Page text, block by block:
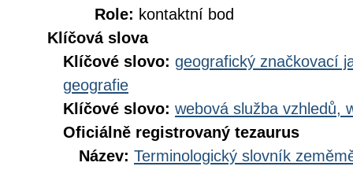
Role: kontaktní bod
Klíčová slova
Klíčové slovo: geografický značkovací
geografie
Klíčové slovo: webová služba vzhledů,
Oficiálně registrovaný tezaurus
Název: Terminologický slovník